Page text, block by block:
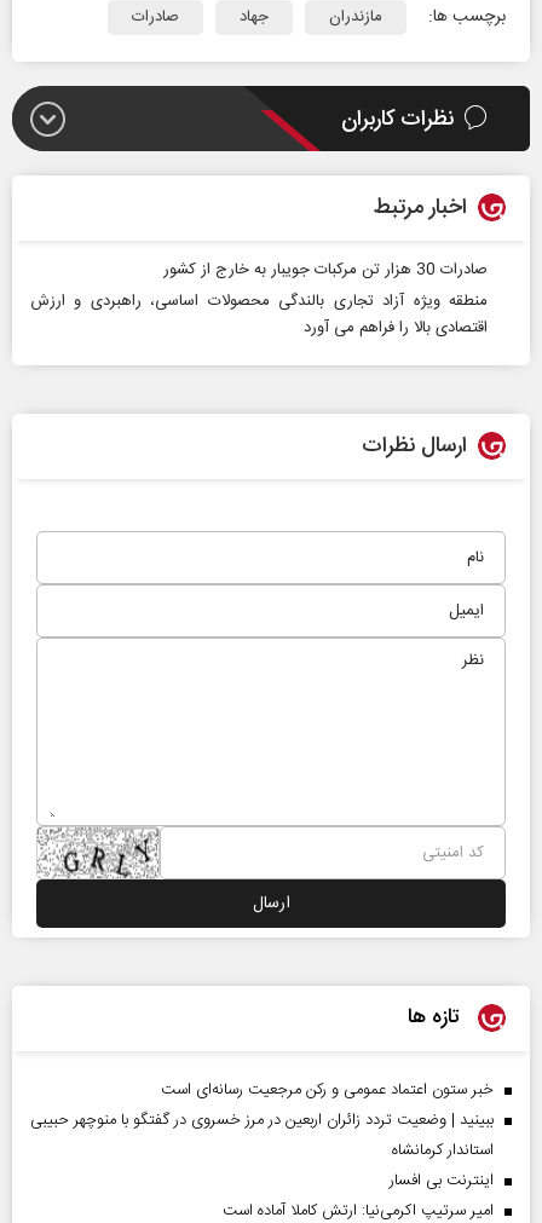
برچسب ها: مازندران جهاد صادرات
نظرات کاربران
اخبار مرتبط
صادرات 30 هزار تن مرکبات جویبار به خارج از کشور
منطقه ویژه آزاد تجاری بالندگی محصولات اساسی، راهبردی و ارزش
اقتصادی بالا را فراهم می آورد
ارسال نظرات
تازه ها
خبر ستون اعتماد عمومی و رکن مرجعیت رسانه‌ای است
ببینید | وضعیت تردد زائران اربعین در مرز خسروی در گفتگو با منوچهر حبیبی
استاندار کرمانشاه
اینترنت بی افسار
امیر سرتیپ اکرمی‌نیا: ارتش کاملا آماده است